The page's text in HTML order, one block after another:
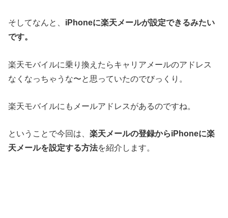
そしてなんと、 iPhoneに楽天メールが設定できるみたい
です。
楽天モバイルに乗り換えたらキャリアメールのアドレス
なくなっちゃうな〜と思っていたのでびっくり。
楽天モバイルにもメールアドレスがあるのですね。
ということで今回は、楽天メールの登録からiPhoneに楽
天メールを設定する方法を紹介します。